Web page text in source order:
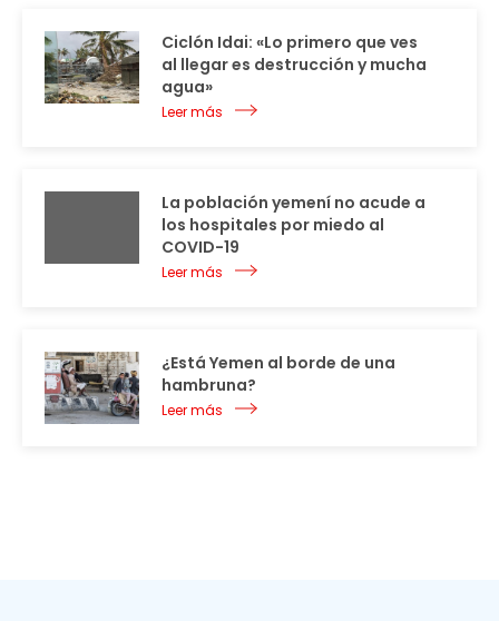
Ciclón Idai: «Lo primero que ves
al llegar es destrucción y mucha
agua»
Leer más
La población yemení no acude a
los hospitales por miedo al
COVID-19
Leer más
¿Está Yemen al borde de una
hambruna?
Leer más